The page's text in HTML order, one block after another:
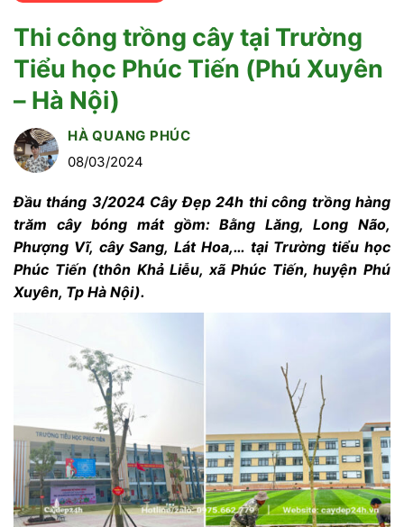
Thi công trồng cây tại Trường
Tiểu học Phúc Tiến (Phú Xuyên
– Hà Nội)
HÀ QUANG PHÚC
08/03/2024
Đầu tháng 3/2024 Cây Đẹp 24h thi công trồng hàng
trăm cây bóng mát gồm: Bằng Lăng, Long Não,
Phượng Vĩ, cây Sang, Lát Hoa,… tại Trường tiểu học
Phúc Tiến (thôn Khả Liễu, xã Phúc Tiến, huyện Phú
Xuyên, Tp Hà Nội).